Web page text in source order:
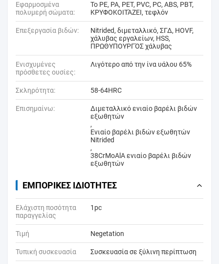
Εφαρμοσμένα
πολυμερή σώματα:
Το PE, PA, PET, PVC, PC, ABS, PBT,
ΚΡΥΦΟΚΟΙΤΆΖΕΙ, τεφλόν
Επεξεργασία βιδών:
Nitrided, διμεταλλικό, ΣΓΔ, HOVF,
χάλυβας εργαλείων, HSS,
ΠΡΩΘΥΠΟΥΡΓΌΣ χάλυβας
Ενισχυμένες
πρόσθετες ουσίες:
Λιγότερο από την ίνα υάλου 65%
Σκληρότητα: 58-64HRC
Επισημαίνω:
Διμεταλλικό ενιαίο βαρέλι βιδών
εξωθητών
,
Ενιαίο βαρέλι βιδών εξωθητών
Nitrided
,
38CrMoAlA ενιαίο βαρέλι βιδών
εξωθητών
ΕΜΠΟΡΙΚΈΣ ΙΔΙΌΤΗΤΕΣ
Ελάχιστη ποσότητα
παραγγελίας
1pc
Τιμή Negetation
Τυπική συσκευασία Συσκευασία σε ξύλινη περίπτωση